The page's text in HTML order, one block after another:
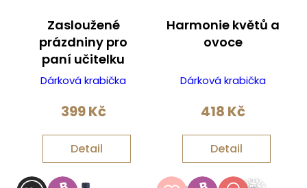
Zasloužené
prázdniny pro
paní učitelku
Dárková krabička
399Kč
Detail
Harmonie květů a
ovoce
Dárková krabička
418 Kč
Detail